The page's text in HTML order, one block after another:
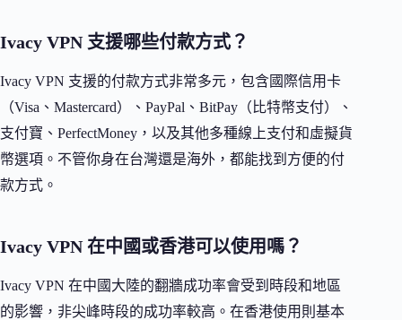
Ivacy VPN 支援哪些付款方式？
Ivacy VPN 支援的付款方式非常多元，包含國際信用卡
（Visa、Mastercard）、PayPal、BitPay（比特幣支付）、
支付寶、PerfectMoney，以及其他多種線上支付和虛擬貨
幣選項。不管你身在台灣還是海外，都能找到方便的付
款方式。
Ivacy VPN 在中國或香港可以使用嗎？
Ivacy VPN 在中國大陸的翻牆成功率會受到時段和地區
的影響，非尖峰時段的成功率較高。在香港使用則基本